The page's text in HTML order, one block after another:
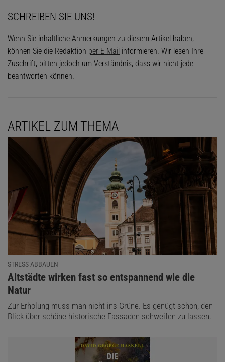
SCHREIBEN SIE UNS!
Wenn Sie inhaltliche Anmerkungen zu diesem Artikel haben,
können Sie die Redaktion per E-Mail informieren. Wir lesen Ihre
Zuschrift, bitten jedoch um Verständnis, dass wir nicht jede
beantworten können.
ARTIKEL ZUM THEMA
STRESS ABBAUEN
:
Altstädte wirken fast so entspannend wie die
Natur
Zur Erholung muss man nicht ins Grüne. Es genügt schon, den
Blick über schöne historische Fassaden schweifen zu lassen.